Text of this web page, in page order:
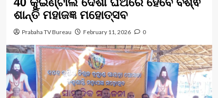
ଶାନ୍ତି ମହାଜଜ୍ଞ ମହୋତ୍ସବ
Prabaha TV Bureau February 11, 2026 0